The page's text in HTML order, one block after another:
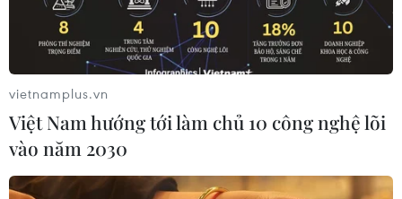
vietnamplus.vn
Việt Nam hướng tới làm chủ 10 công nghệ lõi
vào năm 2030